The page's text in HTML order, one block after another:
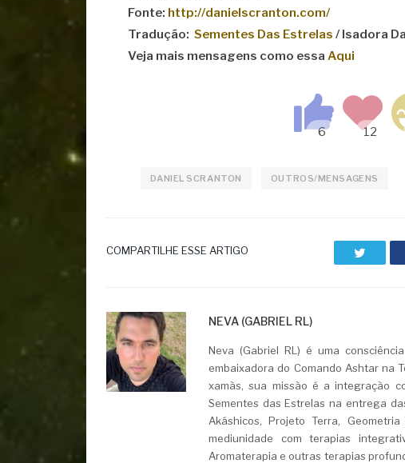
Fonte: http://danielscranton.com/
Tradução:Sementes Das Estrelas / Isadora
Veja mais mensagens como essaAqui
DANIEL SCRANTON OUTROS/MENSAGENS
COMPARTILHE ESSE ARTIGO
NEVA (GABRIEL RL)
Neva (Gabriel RL) é uma
embaixadora do Comando Ashtar na
xamãs, sua missão é a integração
Sementes das Estrelas na entrega
Akáshicos, Projeto Terra,
mediunidade com terapias
Aromaterapia e outras terapias